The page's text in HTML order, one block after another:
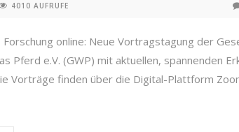
4010 AUFRUFE
Forschung online: Neue Vortragstagung der
Pferd e.V. (GWP) mit aktuellen, spannenden
Vorträge finden über die Digital-Plattform